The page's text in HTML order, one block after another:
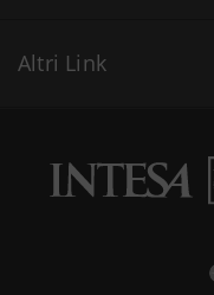
Altri Link